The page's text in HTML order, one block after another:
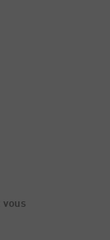
vous